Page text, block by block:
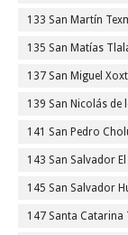
133 San Martín
135 San Matías
137 San Miguel
139 San Nicolás de
141 San Pedro
143 San Salvador El
145 San Salvador
147 Santa Catarina